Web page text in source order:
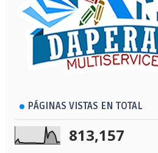
PÁGINAS VISTAS EN TOTAL
813,157